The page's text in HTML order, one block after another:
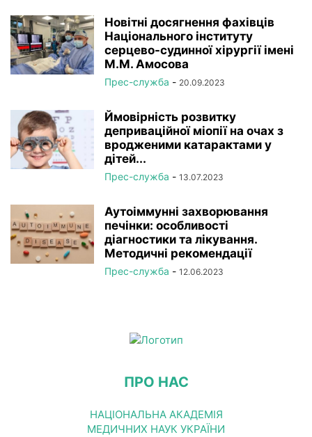
Новітні досягнення фахівців
Національного інституту
серцево-судинної хірургії імeні
М.М. Амосова
Прес-служба - 20.09.2023
Ймовірність розвитку
деприваційної міопії на очах з
вродженими катарактами у
дітей...
Прес-служба - 13.07.2023
Аутоіммунні захворювання
печінки: особливості
діагностики та лікування.
Методичні рекомендації
Прес-служба - 12.06.2023
ПРО НАС
НАЦІОНАЛЬНА АКАДЕМІЯ
МЕДИЧНИХ НАУК УКРАЇНИ